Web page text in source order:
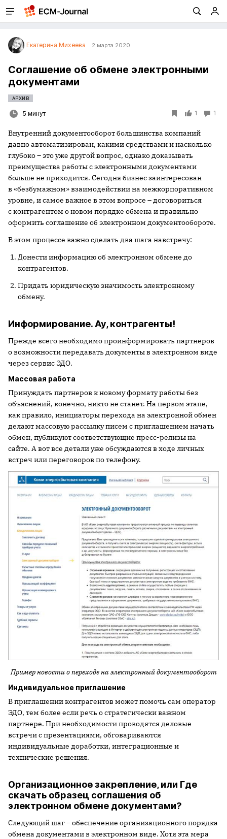
Екатерина Михеева 2 марта 2020
Соглашение об обмене электронными
документами
АРХИВ
5 минут 1 1
Внутренний документооборот большинства компаний
давно автоматизирован, какими средствами и насколько
глубоко – это уже другой вопрос, однако доказывать
преимущества работы с электронными документами
больше не приходится. Сегодня бизнес заинтересован
в «безбумажном» взаимодействии на межкорпоративном
уровне, и самое важное в этом вопросе – договориться
с контрагентом о новом порядке обмена и правильно
оформить соглашение об электронном документообороте.
В этом процессе важно сделать два шага навстречу:
Донести информацию об электронном обмене до
контрагентов.
Придать юридическую значимость электронному
обмену.
Информирование. Ау, контрагенты!
Прежде всего необходимо проинформировать партнеров
о возможности передавать документы в электронном виде
через сервис ЭДО.
Массовая работа
Принуждать партнеров к новому формату работы без
объяснений, конечно, никто не станет. На первом этапе,
как правило, инициаторы перехода на электронной обмен
делают массовую рассылку писем с приглашением начать
обмен, публикуют соответствующие пресс-релизы на
сайте. А вот все детали уже обсуждаются в ходе личных
встреч или переговоров по телефону.
Пример новости о переходе на электронный документооборот
Индивидуальное приглашение
В приглашении контрагентов может помочь сам оператор
ЭДО, тем более если речь о стратегически важном
партнере. При необходимости проводятся деловые
встречи с презентациями, обговариваются
индивидуальные доработки, интеграционные и
технические решения.
Организационное закрепление, или Где
скачать образец соглашения об
электронном обмене документами?
Следующий шаг – обеспечение организационного порядка
обмена документами в электронном виде. Хотя эта мера